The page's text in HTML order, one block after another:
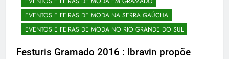
EVENTOS E FEIRAS DE MODA NA SERRA GAÚCHA
EVENTOS E FEIRAS DE MODA NO RIO GRANDE DO SUL
Festuris Gramado 2016 : Ibravin propõe